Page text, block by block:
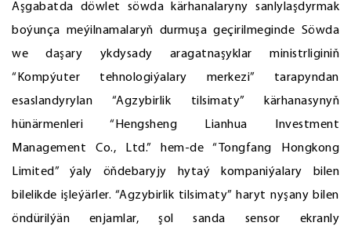
Aşgabatda döwlet söwda kärhanalaryny sanlylaşdyrmak
boýunça meýilnamalaryň durmuşa geçirilmeginde Söwda
we daşary ykdysady aragatnaşyklar ministrliginiň
“Kompýuter tehnologiýalary merkezi” tarapyndan
esaslandyrylan “Agzybirlik tilsimaty” kärhanasynyň
hünärmenleri “Hengsheng Lianhua Investment
Management Co., Ltd.” hem-de “Tongfang Hongkong
Limited” ýaly öňdebaryjy hytaý kompaniýalary bilen
bilelikde işleýärler. “Agzybirlik tilsimaty” haryt nyşany bilen
öndürilýän enjamlar, şol sanda sensor ekranly